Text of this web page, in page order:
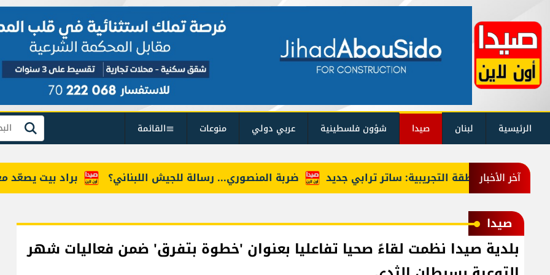
الرئيسية لبنان صيدا شؤون فلسطينية عربي دولي منوعات القائمة بحث
آخر الأخبار براد بيت يصعّد معركته مع ضربة المنصوري... رسالة للجيش اللبناني؟ التجريبية: ساتر ترابي جديد
صيدا
بلدية صيدا نظمت لقاءً صحيا تفاعليا بعنوان 'خطوة بتفرق' ضمن فعاليات شهر